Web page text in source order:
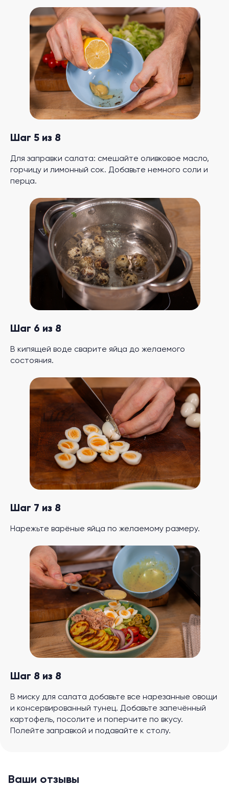
Шаг 5 из 8
Для заправки салата: смешайте оливковое масло,
горчицу и лимонный сок. Добавьте немного соли и
перца.
Шаг 6 из 8
В кипящей воде сварите яйца до желаемого
состояния.
Шаг 7 из 8
Нарежьте варёные яйца по желаемому размеру.
Шаг 8 из 8
В миску для салата добавьте все нарезанные овощи
и консервированный тунец. Добавьте запечённый
картофель, посолите и поперчите по вкусу.
Полейте заправкой и подавайте к столу.
Ваши отзывы